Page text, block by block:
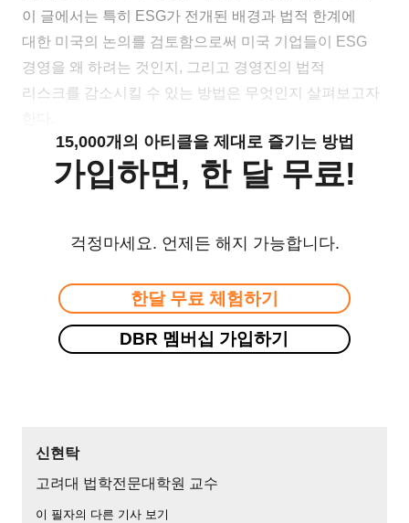
이 글에서는 특히 ESG가 전개된 배경과 법적 한계에
대한 미국의 논의를 검토함으로써 미국 기업들이 ESG
경영을 왜 하려는 것인지, 그리고 경영진의 법적
리스크를 감소시킬 수 있는 방법은 무엇인지 살펴보고자
15,000개의 아티클을 제대로 즐기는 방법
가입하면, 한 달 무료!
걱정마세요. 언제든 해지 가능합니다.
한달 무료 체험하기
DBR 멤버십 가입하기
신현탁
고려대 법학전문대학원 교수
이 필자의 다른 기사 보기